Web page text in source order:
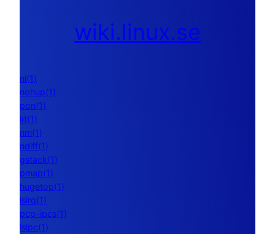
wiki.linux.se
nl(1)
nohup(1)
pon(1)
ld(1)
nm(1)
ndiff(1)
gstack(1)
pmap(1)
hugetop(1)
lsirq(1)
pcp-ipcs(1)
lsipc(1)